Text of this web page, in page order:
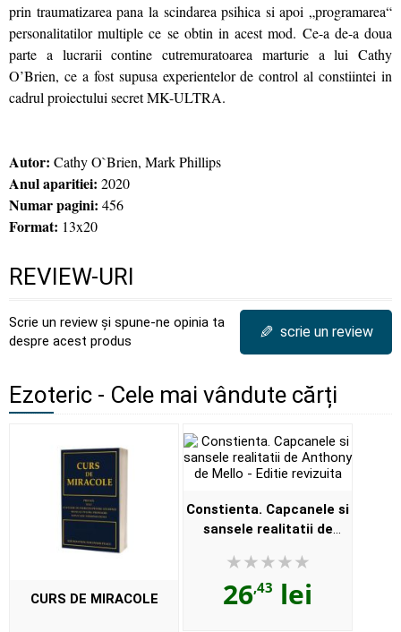
prin traumatizarea pana la scindarea psihica si apoi „programarea“
personalitatilor multiple ce se obtin in acest mod. Ce-a de-a doua
parte a lucrarii contine cutremuratoarea marturie a lui Cathy
O’Brien, ce a fost supusa experientelor de control al constiintei in
cadrul proiectului secret MK-ULTRA.
Autor: Cathy O`Brien, Mark Phillips
Anul aparitiei: 2020
Numar pagini: 456
Format: 13x20
REVIEW-URI
Scrie un review și spune-ne opinia ta
despre acest produs
✎ scrie un review
Ezoteric - Cele mai vândute cărți
CURS DE MIRACOLE
Constienta. Capcanele si
sansele realitatii de
revizuita
26,43 lei